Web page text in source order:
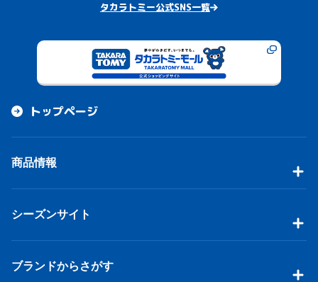
タカラトミー公式SNS一覧
トップページ
商品情報
シーズンサイト
ブランドからさがす